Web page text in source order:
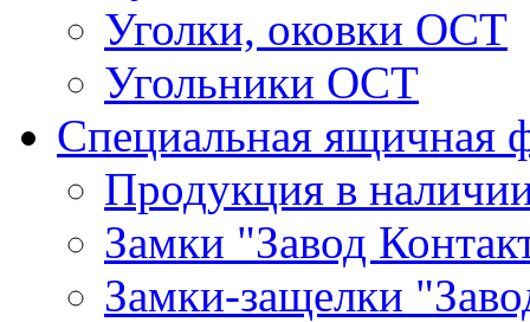
Уголки, оковки ОСТ
Угольники ОСТ
Специальная ящичная
Продукция в
Замки "Завод
Замки-защелки